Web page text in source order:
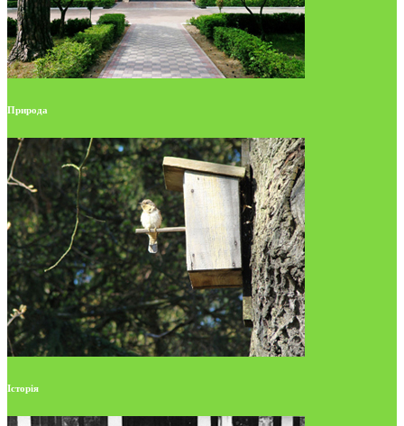
Природа
Історія